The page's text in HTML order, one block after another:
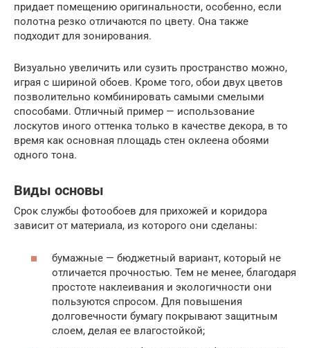
придает помещению оригинальности, особенно, если
полотна резко отличаются по цвету. Она также
подходит для зонирования.
Визуально увеличить или сузить пространство можно,
играя с шириной обоев. Кроме того, обои двух цветов
позволительно комбинировать самыми смелыми
способами. Отличный пример — использование
лоскутов иного оттенка только в качестве декора, в то
время как основная площадь стен оклеена обоями
одного тона.
Виды основы
Срок службы фотообоев для прихожей и коридора
зависит от материала, из которого они сделаны:
бумажные — бюджетный вариант, который не
отличается прочностью. Тем не менее, благодаря
простоте наклеивания и экологичности они
пользуются спросом. Для повышения
долговечности бумагу покрывают защитным
слоем, делая ее влагостойкой;